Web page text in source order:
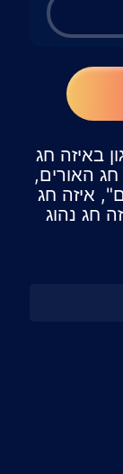
באיזה חג
האורים,
איזה חג
חג נהוג